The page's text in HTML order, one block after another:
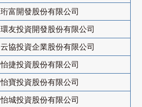
珩富開發股份有限公司
環友投資開發股份有限公司
云協投資企業股份有限公司
怡捷投資股份有限公司
怡寶投資股份有限公司
怡城投資股份有限公司